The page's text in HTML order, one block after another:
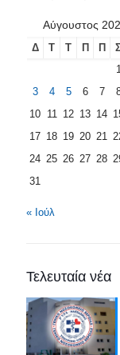
Αύγουστος
Δ Τ Τ Π Π
1
3
4 5 6 7
10 11 12 13 14
17 18 19 20 21
24 25 26 27 28
31
« Ιούλ
Τελευταία νέα